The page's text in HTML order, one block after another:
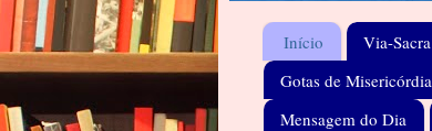
Início Via-Sacra
Gotas de Misericórdia
Mensagem do Dia